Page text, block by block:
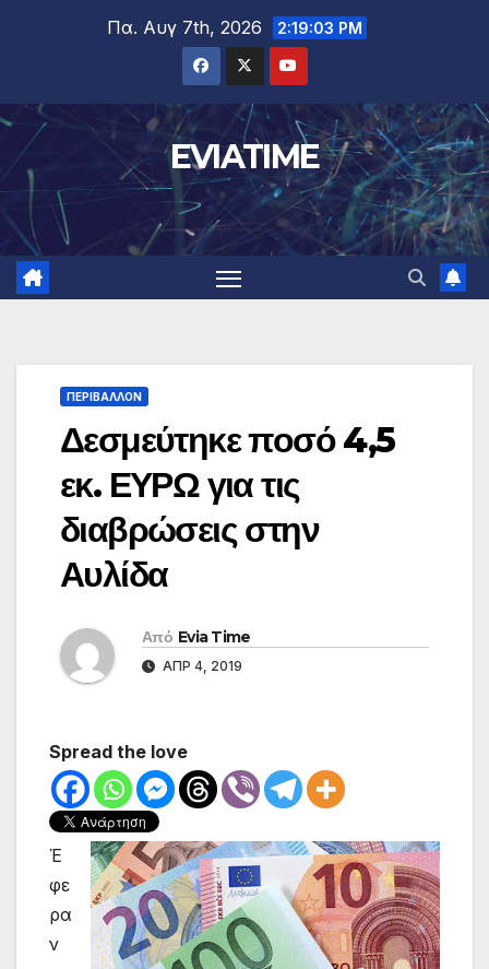
Πα. Αυγ 7th, 2026 2:19:04 PM
EVIATIME
ΠΕΡΙΒΑΛΛΟΝ
Δεσμεύτηκε ποσό 4,5
εκ. ΕΥΡΩ για τις
διαβρώσεις στην
Αυλίδα
Από Evia Time
ΑΠΡ 4, 2019
Spread the love
Έ
φε
ρα
ν